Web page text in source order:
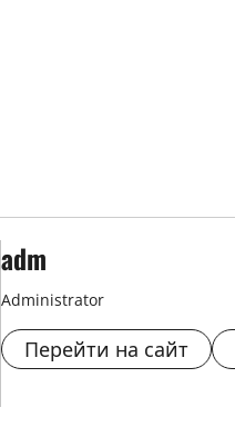
adm
Administrator
Перейти на сайт